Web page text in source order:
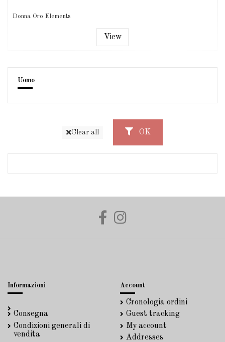
Donna Oro Elements
View
Uomo
Clear all OK
Informazioni
Consegna
Condizioni generali di
vendita
Account
Cronologia ordini
Guest tracking
My account
Addresses